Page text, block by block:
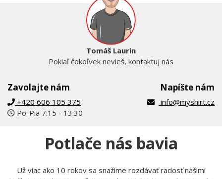
Zavolajte nám
+420 606 105 375
Po-Pia 7:15 - 13:30
Tomáš Laurin
Pokiaľ čokoľvek nevieš, kontaktuj nás
Napíšte nám
info@myshirt.cz
Potlače nás bavia
Už viac ako 10 rokov sa snažíme rozdávať radosť našimi